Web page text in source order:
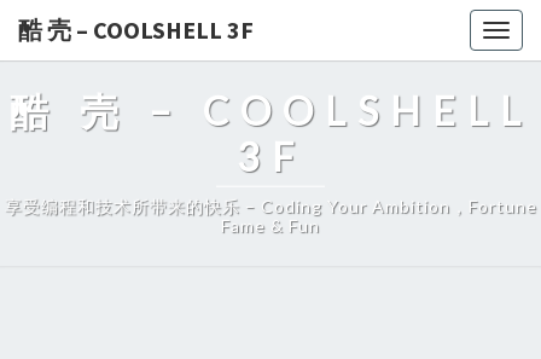
酷 壳 – COOLSHELL 3F
酷 壳 – COOLSHELL
3F
享受编程和技术所带来的快乐 – Coding Your Ambition，Fortune
Fame & Fun